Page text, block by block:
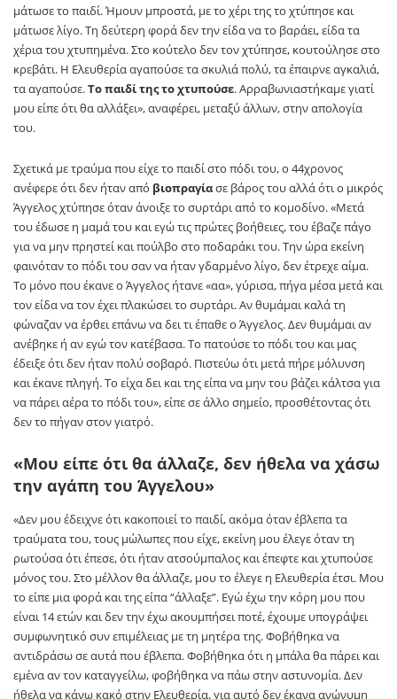
μάτωσε το παιδί. Ήμουν μπροστά, με το χέρι της το χτύπησε και
μάτωσε λίγο. Τη δεύτερη φορά δεν την είδα να το βαράει, είδα τα
χέρια του χτυπημένα. Στο κούτελο δεν τον χτύπησε, κουτούλησε στο
κρεβάτι. Η Ελευθερία αγαπούσε τα σκυλιά πολύ, τα έπαιρνε αγκαλιά,
τα αγαπούσε.Το παιδί της το χτυπούσε. Αρραβωνιαστήκαμε γιατί
μου είπε ότι θα αλλάξει», αναφέρει, μεταξύ άλλων, στην απολογία
του.
Σχετικά με τραύμα που είχε το παιδί στο πόδι του, ο 44χρονος
ανέφερε ότι δεν ήταν από βιοπραγίασε βάρος του αλλά ότι ο μικρός
Άγγελος χτύπησε όταν άνοιξε το συρτάρι από το κομοδίνο. «Μετά
του έδωσε η μαμά του και εγώ τις πρώτες βοήθειες, του έβαζε πάγο
για να μην πρηστεί και πούλβο στο ποδαράκι του. Την ώρα εκείνη
φαινόταν το πόδι του σαν να ήταν γδαρμένο λίγο, δεν έτρεχε αίμα.
Το μόνο που έκανε ο Άγγελος ήτανε «αα», γύρισα, πήγα μέσα μετά και
τον είδα να τον έχει πλακώσει το συρτάρι. Αν θυμάμαι καλά τη
φώναζαν να έρθει επάνω να δει τι έπαθε ο Άγγελος. Δεν θυμάμαι αν
ανέβηκε ή αν εγώ τον κατέβασα. Το πατούσε το πόδι του και μας
έδειξε ότι δεν ήταν πολύ σοβαρό. Πιστεύω ότι μετά πήρε μόλυνση
και έκανε πληγή. Το είχα δει και της είπα να μην του βάζει κάλτσα για
να πάρει αέρα το πόδι του», είπε σε άλλο σημείο, προσθέτοντας ότι
δεν το πήγαν στον γιατρό.
«Μου είπε ότι θα άλλαζε, δεν ήθελα να χάσω
την αγάπη του Άγγελου»
«Δεν μου έδειχνε ότι κακοποιεί το παιδί, ακόμα όταν έβλεπα τα
τραύματα του, τους μώλωπες που είχε, εκείνη μου έλεγε όταν τη
ρωτούσα ότι έπεσε, ότι ήταν ατσούμπαλος και έπεφτε και χτυπούσε
μόνος του. Στο μέλλον θα άλλαζε, μου το έλεγε η Ελευθερία έτσι. Μου
το είπε μια φορά και της είπα “άλλαξε”. Εγώ έχω την κόρη μου που
είναι 14 ετών και δεν την έχω ακουμπήσει ποτέ, έχουμε υπογράψει
συμφωνητικό συν επιμέλειας με τη μητέρα της. Φοβήθηκα να
αντιδράσω σε αυτά που έβλεπα. Φοβήθηκα ότι η μπάλα θα πάρει και
εμένα αν τον καταγγείλω, φοβήθηκα να πάω στην αστυνομία. Δεν
ήθελα να κάνω κακό στην Ελευθερία, για αυτό δεν έκανα ανώνυμη